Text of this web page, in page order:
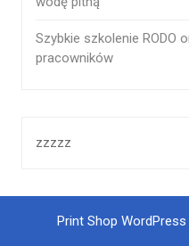
Szybkie szkolenie RODO
pracowników
zzzzz
Print Shop